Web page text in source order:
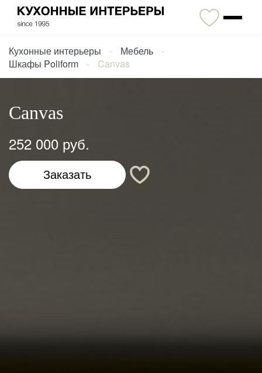
Кухонные интерьеры
Мебель
Шкафы Poliform
Canvas
Canvas
252 000 руб.
Заказать